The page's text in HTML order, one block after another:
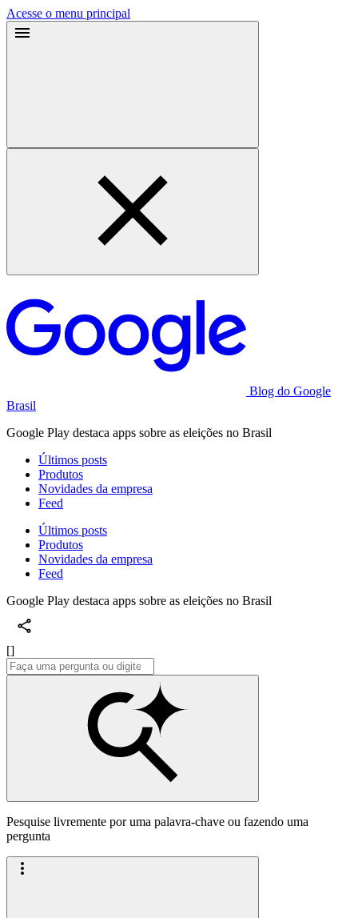
Acesse o menu principal
Blog do Google
Brasil
Google Play destaca apps sobre as eleições no Brasil
Últimos posts
Produtos
Novidades da empresa
Feed
Últimos posts
Produtos
Novidades da empresa
Feed
Google Play destaca apps sobre as eleições no Brasil
[]
Pesquise livremente por uma palavra-chave ou fazendo uma
pergunta